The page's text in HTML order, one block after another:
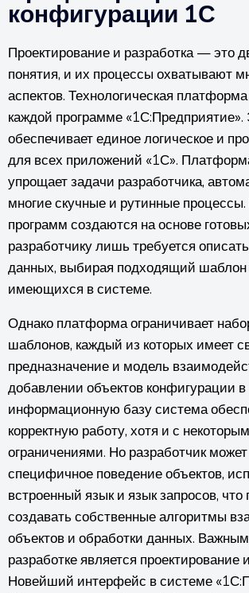
конфигурации 1С
Проектирование и разработка — это
понятия, и их процессы охватывают
аспектов. Технологическая
каждой программе «1С:Предприятие».
обеспечивает единое логическое и
для всех приложений «1С».
упрощает задачи разработчика,
многие скучные и рутинные
программ создаются на основе
разработчику лишь требуется
данных, выбирая подходящий шаблон
имеющихся в системе.
Однако платформа ограничивает
шаблонов, каждый из которых имеет
предназначение и модель
добавлении объектов конфигурации в
информационную базу система
корректную работу, хотя и с
ограничениями. Но разработчик
специфичное поведение объектов,
встроенный язык и язык запросов, что
создавать собственные алгоритмы
объектов и обработки данных.
разработке является проектирование
Новейший интерфейс в системе